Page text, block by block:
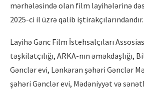
mərhələsində olan film layihələrinə
2025-ci il üzrə qalib iştirakçılarındandır.
Layihə Gənc Film İstehsalçıları
təşkilatçılığı, ARKA-nın əməkdaşlığı,
Gənclər evi, Lənkəran şəhəri Gənclər
şəhəri Gənclər evi, Mədəniyyət və